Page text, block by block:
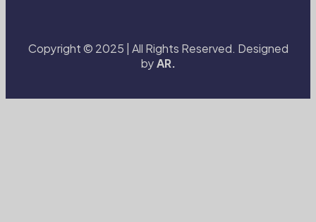
Copyright © 2025 | All Rights Reserved. Designed
byAR.